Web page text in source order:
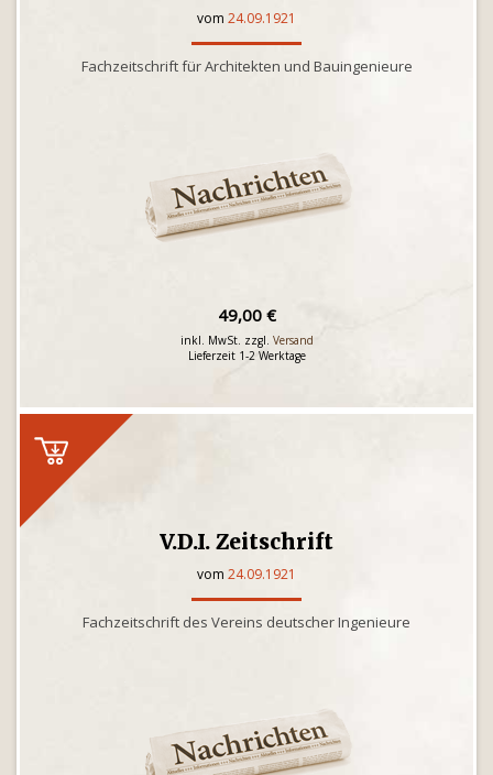
vom 24.09.1921
Fachzeitschrift für Architekten und Bauingenieure
49,00 €
inkl. MwSt. zzgl. Versand
Lieferzeit 1-2 Werktage
V.D.I. Zeitschrift
vom 24.09.1921
Fachzeitschrift des Vereins deutscher Ingenieure